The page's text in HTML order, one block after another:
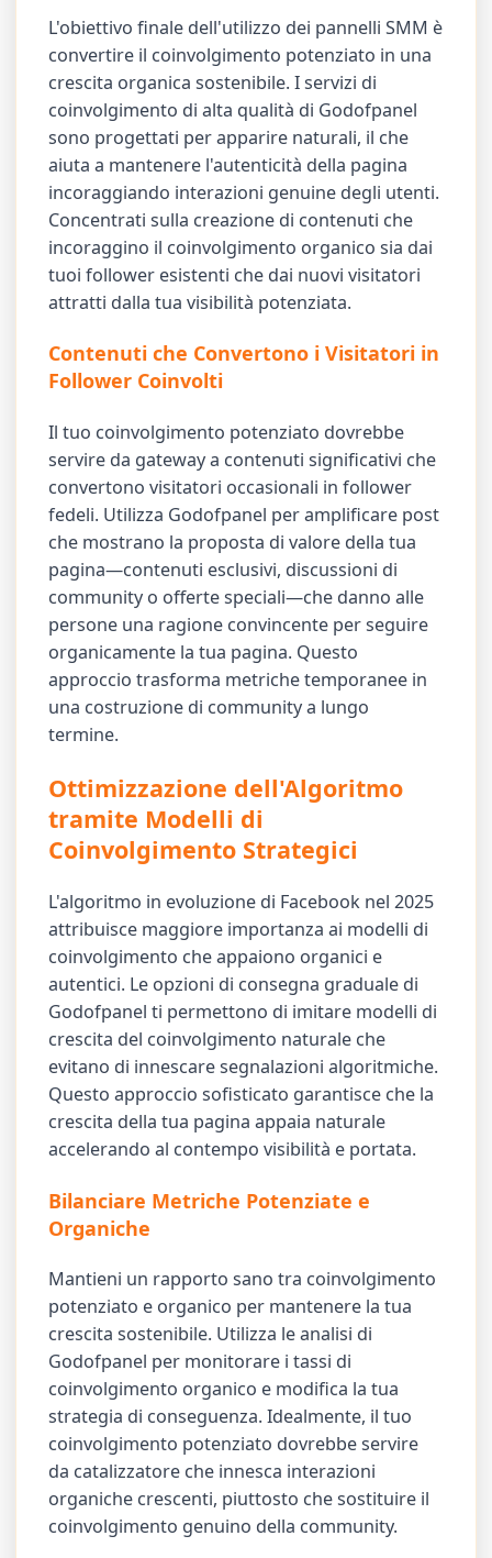
L'obiettivo finale dell'utilizzo dei pannelli SMM è
convertire il coinvolgimento potenziato in una
crescita organica sostenibile. I servizi di
coinvolgimento di alta qualità di Godofpanel
sono progettati per apparire naturali, il che
aiuta a mantenere l'autenticità della pagina
incoraggiando interazioni genuine degli utenti.
Concentrati sulla creazione di contenuti che
incoraggino il coinvolgimento organico sia dai
tuoi follower esistenti che dai nuovi visitatori
attratti dalla tua visibilità potenziata.
Contenuti che Convertono i Visitatori in
Follower Coinvolti
Il tuo coinvolgimento potenziato dovrebbe
servire da gateway a contenuti significativi che
convertono visitatori occasionali in follower
fedeli. Utilizza Godofpanel per amplificare post
che mostrano la proposta di valore della tua
pagina—contenuti esclusivi, discussioni di
community o offerte speciali—che danno alle
persone una ragione convincente per seguire
organicamente la tua pagina. Questo
approccio trasforma metriche temporanee in
una costruzione di community a lungo
termine.
Ottimizzazione dell'Algoritmo
tramite Modelli di
Coinvolgimento Strategici
L'algoritmo in evoluzione di Facebook nel 2025
attribuisce maggiore importanza ai modelli di
coinvolgimento che appaiono organici e
autentici. Le opzioni di consegna graduale di
Godofpanel ti permettono di imitare modelli di
crescita del coinvolgimento naturale che
evitano di innescare segnalazioni algoritmiche.
Questo approccio sofisticato garantisce che la
crescita della tua pagina appaia naturale
accelerando al contempo visibilità e portata.
Bilanciare Metriche Potenziate e
Organiche
Mantieni un rapporto sano tra coinvolgimento
potenziato e organico per mantenere la tua
crescita sostenibile. Utilizza le analisi di
Godofpanel per monitorare i tassi di
coinvolgimento organico e modifica la tua
strategia di conseguenza. Idealmente, il tuo
coinvolgimento potenziato dovrebbe servire
da catalizzatore che innesca interazioni
organiche crescenti, piuttosto che sostituire il
coinvolgimento genuino della community.